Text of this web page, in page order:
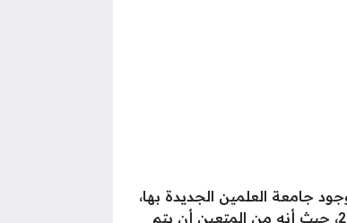
جامعة العلمين الجديدة بها،
أعلنت الجهات المسؤولة عن بدء الدراسة في كليات جامعة العلمين للعلوم والتكنولوجيا خلال شهر سبتمبر لعام 2021، حيث أنه من المتعين أن يتم